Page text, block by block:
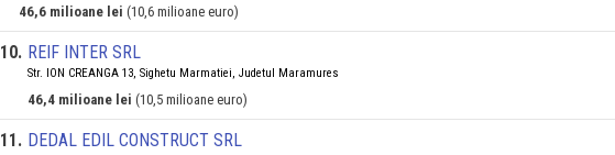
46,6 milioane lei (10,6 milioane euro)
10. REIF INTER SRL
Str. ION CREANGA 13, Sighetu Marmatiei, Judetul Maramures
46,4 milioane lei (10,5 milioane euro)
11. DEDAL EDIL CONSTRUCT SRL